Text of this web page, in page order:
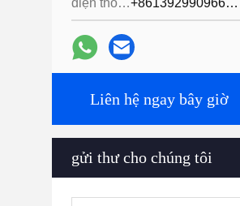
điện thoại: +8613929909663--13690711186
Liên hệ ngay bây giờ
gửi thư cho chúng tôi